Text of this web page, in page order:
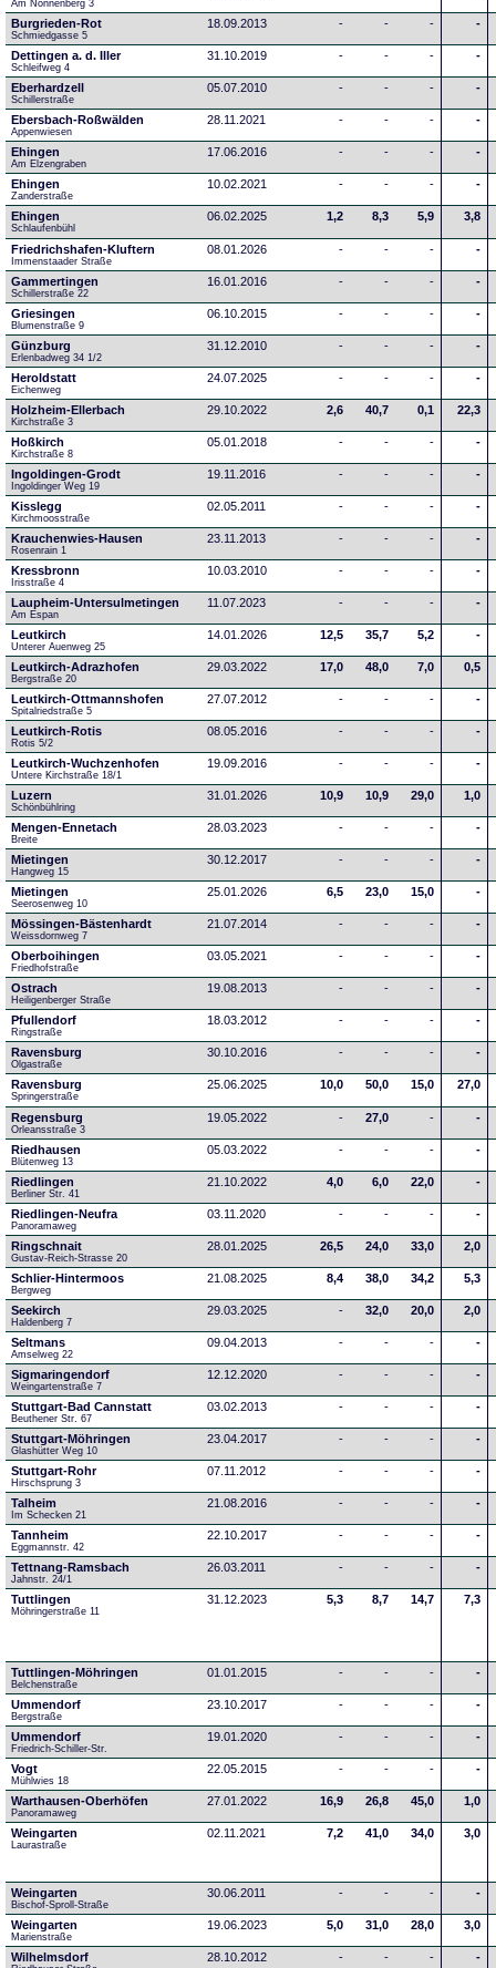
Am Nonnenberg 3
Burgrieden-Rot
Schmiedgasse 5
18.09.2013 - - - -
Dettingen a. d. Iller
Schleifweg 4
31.10.2019 - - - -
Eberhardzell
Schillerstraße
05.07.2010 - - - -
Ebersbach-Roßwälden
Appenwiesen
28.11.2021 - - - -
Ehingen
Am Elzengraben
17.06.2016 - - - -
Ehingen
Zanderstraße
10.02.2021 - - - -
Ehingen
Schlaufenbühl
06.02.2025 1,2 8,3 5,9 3,8
Friedrichshafen-Kluftern
Immenstaader Straße
08.01.2026 - - - -
Gammertingen
Schillerstraße 22
16.01.2016 - - - -
Griesingen
Blumenstraße 9
06.10.2015 - - - -
Günzburg
Erlenbadweg 34 1/2
31.12.2010 - - - -
Heroldstatt
Eichenweg
24.07.2025 - - - -
Holzheim-Ellerbach
Kirchstraße 3
29.10.2022 2,6 40,7 0,1 22,3
Hoßkirch
Kirchstraße 8
05.01.2018 - - - -
Ingoldingen-Grodt
Ingoldinger Weg 19
19.11.2016 - - - -
Kisslegg
Kirchmoosstraße
02.05.2011 - - - -
Krauchenwies-Hausen
Rosenrain 1
23.11.2013 - - - -
Kressbronn
Irisstraße 4
10.03.2010 - - - -
Laupheim-Untersulmetingen
Am Espan
11.07.2023 - - - -
Leutkirch
Unterer Auenweg 25
14.01.2026 12,5 35,7 5,2 -
Leutkirch-Adrazhofen
Bergstraße 20
29.03.2022 17,0 48,0 7,0 0,5
Leutkirch-Ottmannshofen
Spitalriedstraße 5
27.07.2012 - - - -
Leutkirch-Rotis
Rotis 5/2
08.05.2016 - - - -
Leutkirch-Wuchzenhofen
Untere Kirchstraße 18/1
19.09.2016 - - - -
Luzern
Schönbühlring
31.01.2026 10,9 10,9 29,0 1,0
Mengen-Ennetach
Breite
28.03.2023 - - - -
Mietingen
Hangweg 15
30.12.2017 - - - -
Mietingen
Seerosenweg 10
25.01.2026 6,5 23,0 15,0 -
Mössingen-Bästenhardt
Weissdornweg 7
21.07.2014 - - - -
Oberboihingen
Friedhofstraße
03.05.2021 - - - -
Ostrach
Heiligenberger Straße
19.08.2013 - - - -
Pfullendorf
Ringstraße
18.03.2012 - - - -
Ravensburg
Olgastraße
30.10.2016 - - - -
Ravensburg
Springerstraße
25.06.2025 10,0 50,0 15,0 27,0
Regensburg
Orleansstraße 3
19.05.2022 - 27,0 - -
Riedhausen
Blütenweg 13
05.03.2022 - - - -
Riedlingen
Berliner Str. 41
21.10.2022 4,0 6,0 22,0 -
Riedlingen-Neufra
Panoramaweg
03.11.2020 - - - -
Ringschnait
Gustav-Reich-Strasse 20
28.01.2025 26,5 24,0 33,0 2,0
Schlier-Hintermoos
Bergweg
21.08.2025 8,4 38,0 34,2 5,3
Seekirch
Haldenberg 7
29.03.2025 - 32,0 20,0 2,0
Seltmans
Amselweg 22
09.04.2013 - - - -
Sigmaringendorf
Weingartenstraße 7
12.12.2020 - - - -
Stuttgart-Bad Cannstatt
Beuthener Str. 67
03.02.2013 - - - -
Stuttgart-Möhringen
Glashütter Weg 10
23.04.2017 - - - -
Stuttgart-Rohr
Hirschsprung 3
07.11.2012 - - - -
Talheim
Im Schecken 21
21.08.2016 - - - -
Tannheim
Eggmannstr. 42
22.10.2017 - - - -
Tettnang-Ramsbach
Jahnstr. 24/1
26.03.2011 - - - -
Tuttlingen
Möhringerstraße 11
31.12.2023 5,3 8,7 14,7 7,3
Tuttlingen-Möhringen
Belchenstraße
01.01.2015 - - - -
Ummendorf
Bergstraße
23.10.2017 - - - -
Ummendorf
Friedrich-Schiller-Str.
19.01.2020 - - - -
Vogt
Mühlwies 18
22.05.2015 - - - -
Warthausen-Oberhöfen
Panoramaweg
27.01.2022 16,9 26,8 45,0 1,0
Weingarten
Laurastraße
02.11.2021 7,2 41,0 34,0 3,0
Weingarten
Bischof-Sproll-Straße
30.06.2011 - - - -
Weingarten
Marienstraße
19.06.2023 5,0 31,0 28,0 3,0
Wilhelmsdorf 28.10.2012 - - - -